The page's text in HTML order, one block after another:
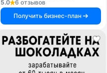
5.0
6 отзывов
Получить бизнес-план